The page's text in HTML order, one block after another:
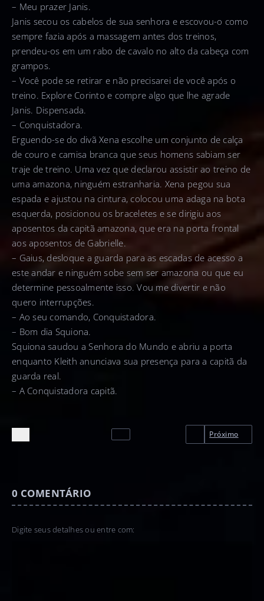
– Meu prazer Janis.
Janis secou os cabelos de sua senhora e escovou-o como
sempre fazia após a massagem antes dos treinos,
prendeu-os em um rabo de cavalo no alto da cabeça com
grampos.
– Você pode se retirar e não precisarei de você após o
treino. Explore Corinto e compre algo que lhe agrade
Janis. Dispensada.
– Conquistadora.
Erguendo-se do divã Xena escolhe um conjunto de calça
de couro e camisa branca que seus homens sabiam ser
traje de treino. Uma vez que declarou assistir ao treino de
uma amazona, ninguém estranharia. Xena pegou sua
espada e ajustou na cintura, colocou uma adaga na bota
esquerda, posicionou os braceletes e se dirigiu aos
aposentos da capitã amazona, que era na porta frontal
aos aposentos de Gabrielle.
– Gaius, desloque a guarda para as escadas de acesso a
este andar e ninguém sobe sem ser amazona ou que eu
determine pessoalmente isso. Vou me divertir e não
quero interrupções.
– Ao seu comando, Conquistadora.
– Bom dia Squiona.
Squiona saudou a Senhora do Mundo e abriu a porta
enquanto Kleith anunciava sua presença para a capitã da
guarda real.
– A Conquistadora capitã.
Próximo
0 COMENTÁRIO
Digite seus detalhes ou entre com: